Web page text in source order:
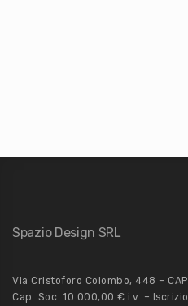
Spazio Design SRL
Via Cristoforo Colombo, 448 –
Cap. Soc. 10.000,00 € i.v. –